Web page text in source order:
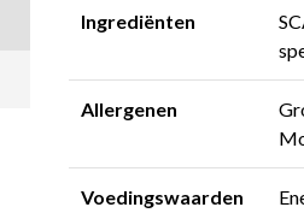
Ingrediënten
Allergenen
Voedingswaarden